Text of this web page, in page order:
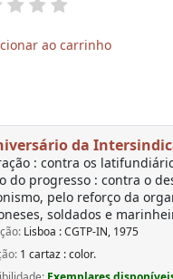
ao carrinho
da
: contra os
do progresso : contra o
pelo reforço da
soldados e
Lisboa : CGTP-IN, 1975
1 cartaz : color.